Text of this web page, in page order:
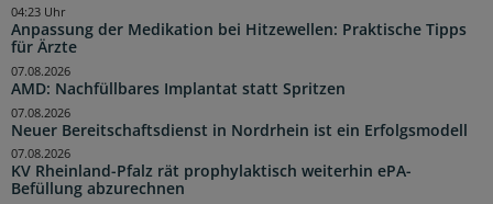
Anpassung der Medikation bei Hitzewellen: Praktische Tipps
für Ärzte
04:23 Uhr
AMD: Nachfüllbares Implantat statt Spritzen
07.08.2026
Neuer Bereitschaftsdienst in Nordrhein ist ein Erfolgsmodell
07.08.2026
KV Rheinland-Pfalz rät prophylaktisch weiterhin ePA-
Befüllung abzurechnen
07.08.2026